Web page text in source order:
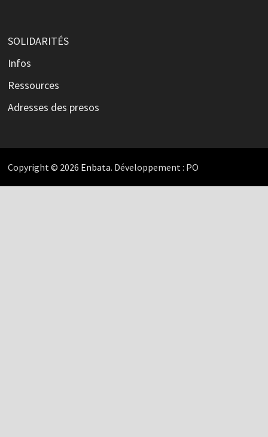
SOLIDARITÉS
Infos
Ressources
Adresses des presos
Copyright © 2026 Enbata. Développement : PO